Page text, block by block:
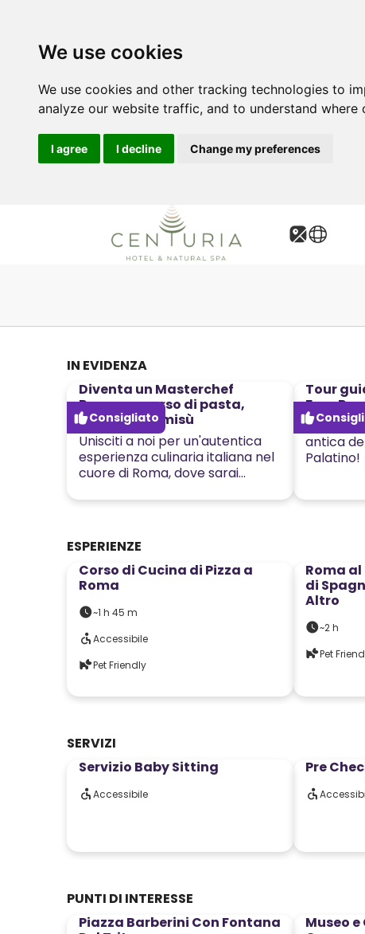
We use cookies
We use cookies and other tracking technologies to
analyze our website traffic, and to understand where
I agree I decline Change my preferences
IN EVIDENZA
Consigliato
Diventa un Masterchef
Romano; corso di pasta,
ravioli e tiramisù
Unisciti a noi per un'autentica
esperienza culinaria italiana nel
cuore di Roma, dove sarai
nell'arte di creare piatti
Tour
Foro
antica
Palatino!
ESPERIENZE
Corso di Cucina di Pizza a
Roma
~1 h 45 m
Accessibile
Pet Friendly
Roma
di
Altro
~2 h
Pet
SERVIZI
Servizio Baby Sitting
Accessibile
Pre
PUNTI DI INTERESSE
Piazza Barberini Con Fontana
Museo